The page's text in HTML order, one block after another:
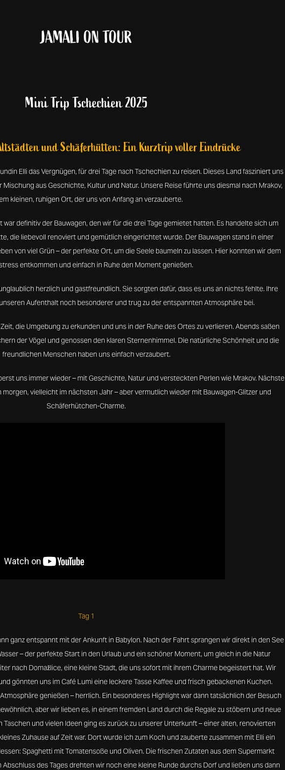
JAMALI ON TOUR
Mini Trip Tschechien 2025
und Schäferhütten: Ein Kurztrip voller Eindrücke
Elli das Vergnügen, für drei Tage nach Tschechien zu reisen. Dieses Land fasziniert uns
aus Geschichte, Kultur und Natur. Unsere Reise führte uns diesmal nach Mrakov,
kleinen, ruhigen Ort, der uns von Anfang an verzauberte.
definitiv der Bauwagen, den wir für die drei Tage gemietet hatten. Es handelte sich um
die liebevoll renoviert und gemütlich eingerichtet wurde. Der Bauwagen stand in einer
von viel Grün – der perfekte Ort, um die Seele baumeln zu lassen. Hier konnten wir dem
entkommen und einfach in Ruhe den Moment genießen.
herzlich und gastfreundlich. Sie sorgten dafür, dass es uns an nichts fehlte. Ihre
Aufenthalt noch besonderer und trug zu der entspannten Atmosphäre bei.
die Umgebung zu erkunden und uns in der Ruhe des Ortes zu verlieren. Abends saßen
der Vögel und genossen den klaren Sternenhimmel. Die natürliche Schönheit und die
freundlichen Menschen haben uns einfach verzaubert.
uns immer wieder – mit Geschichte, Natur und versteckten Perlen wie Mrakov. Nächste
morgen, vielleicht im nächsten Jahr – aber vermutlich wieder mit Bauwagen-Glitzer und
Schäferhütchen-Charme.
Tag 1
ganz entspannt mit der Ankunft in Babylon. Nach der Fahrt sprangen wir direkt in den See
– der perfekte Start in den Urlaub und ein schöner Moment, um gleich in die Natur
nach Domažlice, eine kleine Stadt, die uns sofort mit ihrem Charme begeistert hat. Wir
gönnten uns im Café Lumi eine leckere Tasse Kaffee und frisch gebackenen Kuchen.
genießen – herrlich. Ein besonderes Highlight war dann tatsächlich der Besuch
aber wir lieben es, in einem fremden Land durch die Regale zu stöbern und neue
und vielen Ideen ging es zurück zu unserer Unterkunft – einer alten, renovierten
Zuhause auf Zeit war. Dort wurde ich zum Koch und zauberte zusammen mit Elli ein
Spaghetti mit Tomatensoße und Oliven. Die frischen Zutaten aus dem Supermarkt
des Tages drehten wir noch eine kleine Runde durchs Dorf und ließen uns dann